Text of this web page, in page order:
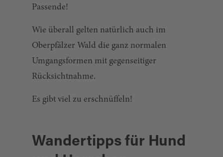
Passende!
Wie überall gelten natürlich auch im
Oberpfälzer Wald die ganz normalen
Umgangsformen mit gegenseitiger
Rücksichtnahme.
Es gibt viel zu erschnüffeln!
Wandertipps für Hund
Hammersee